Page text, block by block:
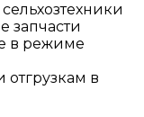
запчасти
в режиме
отгрузкам в